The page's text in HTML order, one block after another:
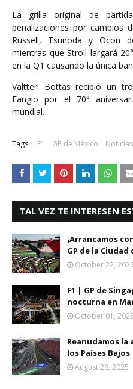
La grilla original de
penalizaciones por cambios
Russell, Tsunoda y Ocon
mientras que Stroll largará
en la Q1 causando la única
Valtteri Bottas recibió un
Fangio por el 70°
mundial.
Tags: F1 GP de México Noticias
TAL VEZ TE INTERESEN
¡Arrancamos
GP de la Ciudad
October 22, 2025
F1 | GP de
nocturna en
October 01, 2025
Reanudamos la
los Países Bajos
August 28, 2025